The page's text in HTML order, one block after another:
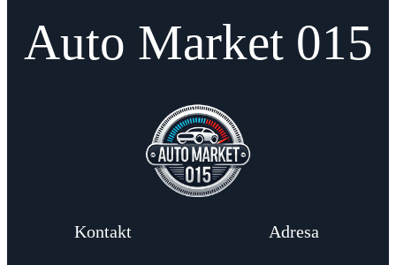
Kontakt Adresa
Auto Market 015